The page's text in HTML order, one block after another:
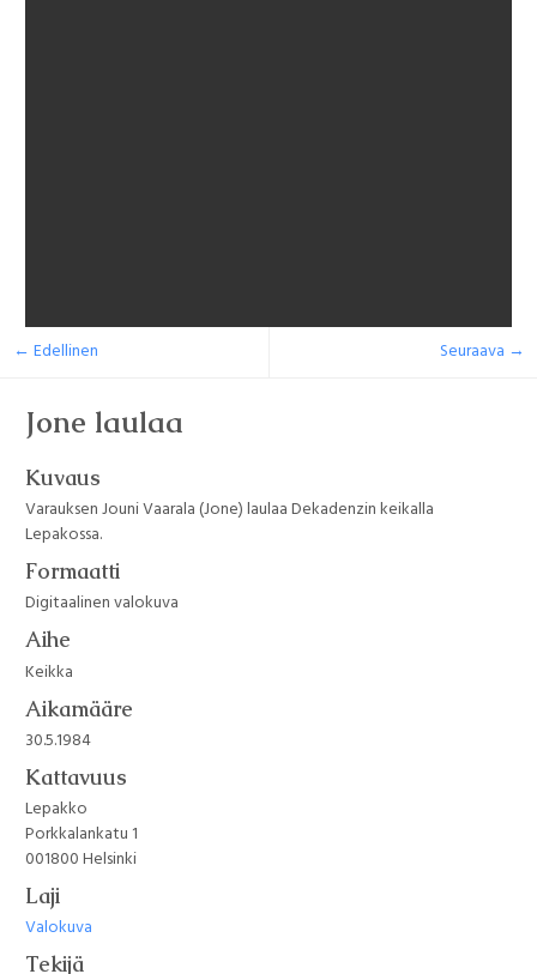
← Edellinen Seuraava →
Jone laulaa
Kuvaus
Varauksen Jouni Vaarala (Jone) laulaa Dekadenzin keikalla
Lepakossa.
Formaatti
Digitaalinen valokuva
Aihe
Keikka
Aikamääre
30.5.1984
Kattavuus
Lepakko
Porkkalankatu 1
001800 Helsinki
Laji
Valokuva
Tekijä